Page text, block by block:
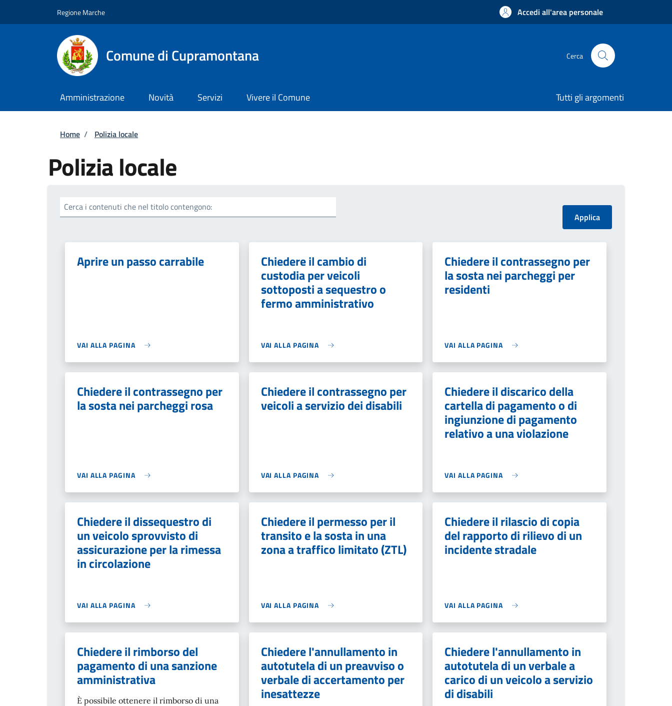
Regione Marche Accedi all'area personale
Comune di Cupramontana Cerca
Amministrazione Novità Servizi Vivere il Comune Tutti gli argomenti
Briciole di pane
Home / Polizia locale
Polizia locale
Cerca i contenuti che nel titolo contengono:
Aprire un passo carrabile
VAI ALLA PAGINA
Chiedere il cambio di
custodia per veicoli
sottoposti a sequestro o
fermo amministrativo
VAI ALLA PAGINA
Chiedere il contrassegno per
la sosta nei parcheggi per
residenti
VAI ALLA PAGINA
Chiedere il contrassegno per
la sosta nei parcheggi rosa
VAI ALLA PAGINA
Chiedere il contrassegno per
veicoli a servizio dei disabili
VAI ALLA PAGINA
Chiedere il discarico della
cartella di pagamento o di
ingiunzione di pagamento
relativo a una violazione
VAI ALLA PAGINA
Chiedere il dissequestro di
un veicolo sprovvisto di
assicurazione per la rimessa
in circolazione
VAI ALLA PAGINA
Chiedere il permesso per il
transito e la sosta in una
zona a traffico limitato (ZTL)
VAI ALLA PAGINA
Chiedere il rilascio di copia
del rapporto di rilievo di un
incidente stradale
VAI ALLA PAGINA
Chiedere il rimborso del
pagamento di una sanzione
amministrativa
È possibile ottenere il rimborso di una
Chiedere l'annullamento in
autotutela di un preavviso o
verbale di accertamento per
inesattezze
Chiedere l'annullamento in
autotutela di un verbale a
carico di un veicolo a servizio
di disabili